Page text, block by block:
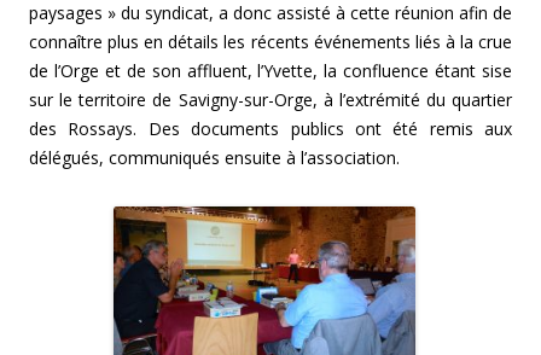
paysages » du syndicat, a donc assisté à cette réunion afin de
connaître plus en détails les récents événements liés à la crue
de l’Orge et de son affluent, l’Yvette, la confluence étant sise
sur le territoire de Savigny-sur-Orge, à l’extrémité du quartier
des Rossays. Des documents publics ont été remis aux
délégués, communiqués ensuite à l’association.